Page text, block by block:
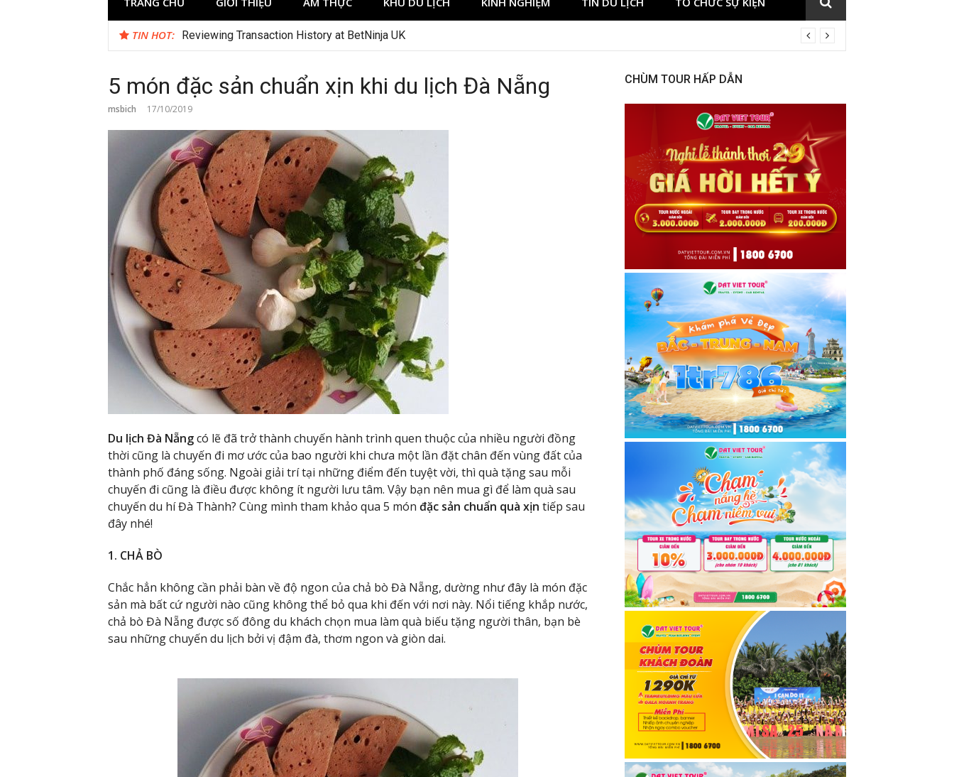
TIN HOT: Test
5 món đặc sản chuẩn xịn khi du lịch Đà Nẵng
msbich 17/10/2019
Du lịch Đà Nẵngcó lẽ đã trở thành chuyến hành trình quen thuộc của nhiều người đồng
thời cũng là chuyến đi mơ ước của bao người khi chưa một lần đặt chân đến vùng đất của
thành phố đáng sống. Ngoài giải trí tại những điểm đến tuyệt vời, thì quà tặng sau mỗi
chuyến đi cũng là điều được không ít người lưu tâm. Vậy bạn nên mua gì để làm quà sau
chuyến du hí Đà Thành? Cùng mình tham khảo qua 5 món đặc sản chuẩn quà xịn tiếp sau
đây nhé!
1. CHẢ BÒ
Chắc hẳn không cần phải bàn về độ ngon của chả bò Đà Nẵng, dường như đây là món đặc
sản mà bất cứ người nào cũng không thể bỏ qua khi đến với nơi này. Nổi tiếng khắp nước,
chả bò Đà Nẵng được số đông du khách chọn mua làm quà biếu tặng người thân, bạn bè
sau những chuyến du lịch bởi vị đậm đà, thơm ngon và giòn dai.
CHÙM TOUR HẤP DẪN